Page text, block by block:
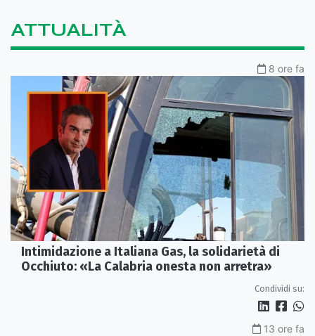
ATTUALITÀ
8 ore fa
Intimidazione a Italiana Gas, la solidarietà di
Occhiuto: «La Calabria onesta non arretra»
Condividi su:
13 ore fa